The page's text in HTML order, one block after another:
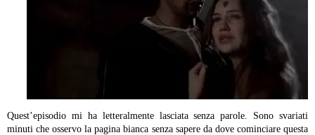
Quest’episodio mi ha letteralmente lasciata senza parole. Sono svariati
minuti che osservo la pagina bianca senza sapere da dove cominciare questa